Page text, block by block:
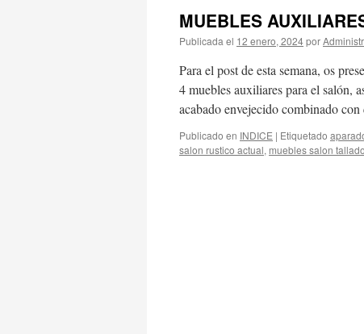
MUEBLES
Publicada el 12 enero, 2024por
Para el post de esta semana, os
4 muebles auxiliares para el salón,
acabado envejecido combinado
Publicado en INDICE | Etiquetado
salon rustico actual, muebles salon